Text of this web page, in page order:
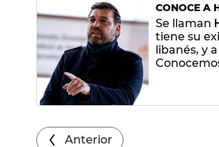
CONOCE A
Se llaman
tiene su
libanés, y
Anterior